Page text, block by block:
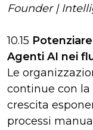
Founder |
10.15
Agenti AI nei
Le
continue con
crescita
processi